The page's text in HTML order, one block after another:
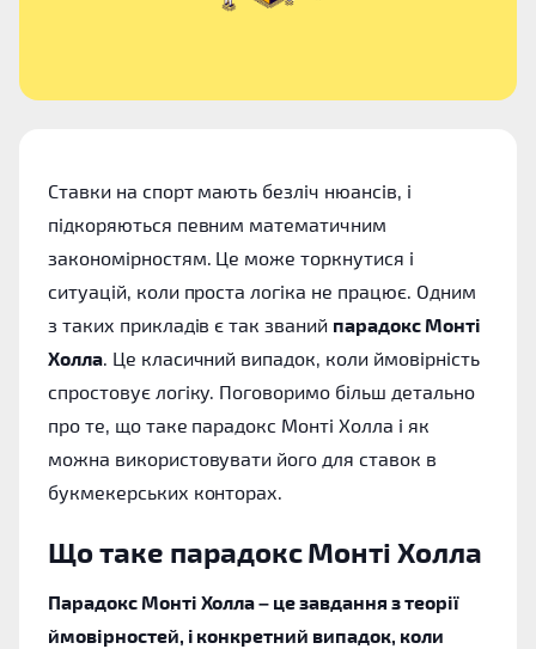
Ставки на спорт мають безліч нюансів, і
підкоряються певним математичним
закономірностям. Це може торкнутися і
ситуацій, коли проста логіка не працює. Одним
з таких прикладів є так званий парадокс Монті
Холла. Це класичний випадок, коли ймовірність
спростовує логіку. Поговоримо більш детально
про те, що таке парадокс Монті Холла і як
можна використовувати його для ставок в
букмекерських конторах.
Що таке парадокс Монті Холла
Парадокс Монті Холла – це завдання з теорії
ймовірностей, і конкретний випадок, коли